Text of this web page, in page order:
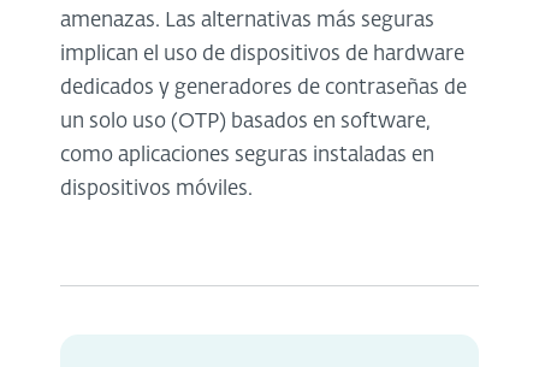
amenazas. Las alternativas más seguras
implican el uso de dispositivos de hardware
dedicados y generadores de contraseñas de
un solo uso (OTP) basados ​​en software,
como aplicaciones seguras instaladas en
dispositivos móviles.